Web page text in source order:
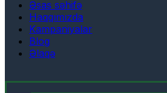
Əsas səhifə
Haqqımızda
Kampaniyalar
Blog
Əlaqə